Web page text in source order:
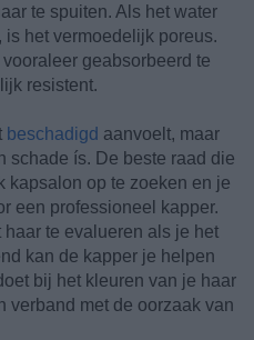
te spuiten. Als het water
het vermoedelijk poreus.
geabsorbeerd te
resistent.
beschadigd aanvoelt, maar
schade ís. De beste raad die
kapsalon op te zoeken en je
een professioneel kapper.
te evalueren als je het
kan de kapper je helpen
bij het kleuren van je haar
verband met de oorzaak van